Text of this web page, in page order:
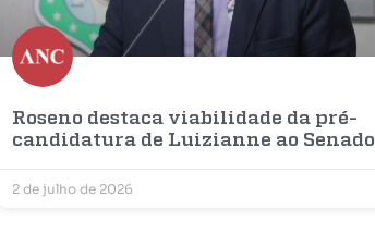
Roseno destaca viabilidade da pré-
candidatura de Luizianne ao Senado
2 de julho de 2026